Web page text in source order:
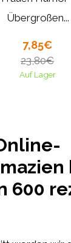
Übergroßen...
7,85€
23,80€
Auf Lager
600